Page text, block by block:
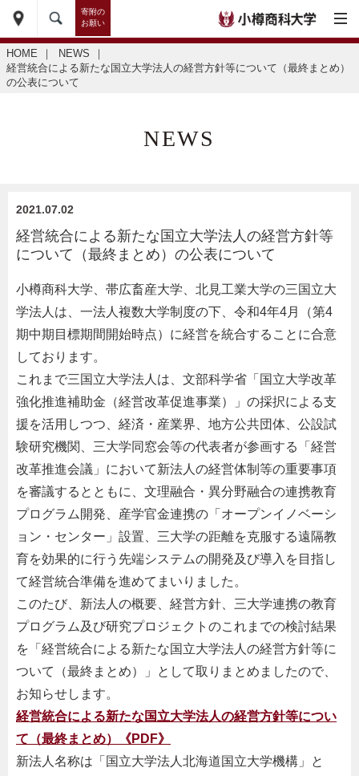
寄附の
お願い
HOME ｜ NEWS
｜
経営統合による新たな国立大学法人の経営方針等について（最終まとめ）
の公表について
NEWS
2021.07.02
経営統合による新たな国立大学法人の経営方針等
について（最終まとめ）の公表について
小樽商科大学、帯広畜産大学、北見工業大学の三国立大
学法人は、一法人複数大学制度の下、令和4年4月（第4
期中期目標期間開始時点）に経営を統合することに合意
しております。
これまで三国立大学法人は、文部科学省「国立大学改革
強化推進補助金（経営改革促進事業）」の採択による支
援を活用しつつ、経済・産業界、地方公共団体、公設試
験研究機関、三大学同窓会等の代表者が参画する「経営
改革推進会議」において新法人の経営体制等の重要事項
を審議するとともに、文理融合・異分野融合の連携教育
プログラム開発、産学官金連携の「オープンイノベーシ
ョン・センター」設置、三大学の距離を克服する遠隔教
育を効果的に行う先端システムの開発及び導入を目指し
て経営統合準備を進めてまいりました。
このたび、新法人の概要、経営方針、三大学連携の教育
プログラム及び研究プロジェクトのこれまでの検討結果
を「経営統合による新たな国立大学法人の経営方針等に
ついて（最終まとめ）」として取りまとめましたので、
お知らせします。
経営統合による新たな国立大学法人の経営方針等につい
て（最終まとめ）《PDF》
新法人名称は「国立大学法人北海道国立大学機構」と